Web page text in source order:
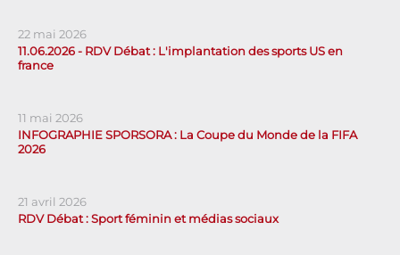
22 mai 2026
11.06.2026 - RDV Débat : L'implantation des sports US en
france
11 mai 2026
INFOGRAPHIE SPORSORA : La Coupe du Monde de la FIFA
2026
21 avril 2026
RDV Débat : Sport féminin et médias sociaux